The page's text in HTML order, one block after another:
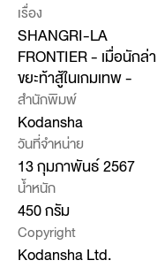
เรื่อง
SHANGRI-LA
FRONTIER - เมื่อนักล่
ขยะท้าสู้ในเกมเทพ -
สำนักพิมพ์
Kodansha
วันที่จำหน่าย
13 กุมภาพันธ์ 2567
น้ำหนัก
450 กรัม
Copyright
Kodansha Ltd.